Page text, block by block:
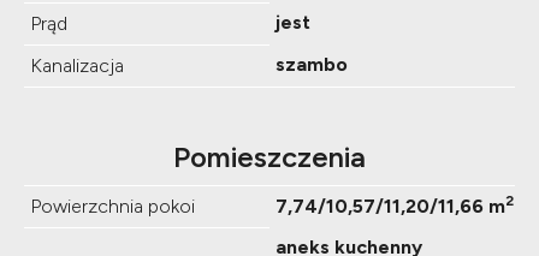
Prąd
jest
Kanalizacja
szambo
Pomieszczenia
Powierzchnia pokoi 7,74/10,57/11,20/11,66 m2
aneks kuchenny